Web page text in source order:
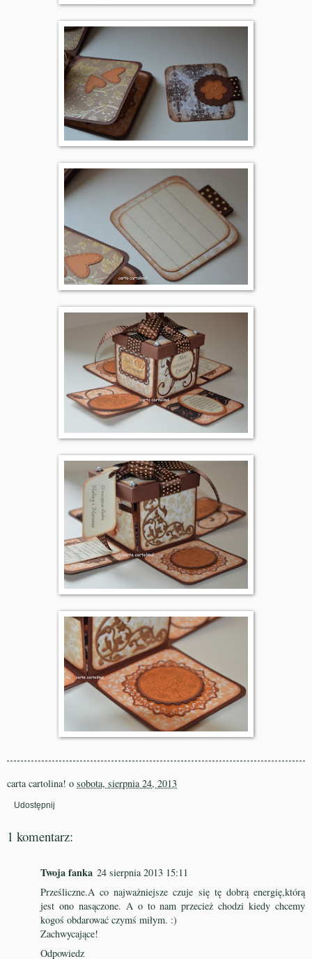
carta cartolina! o sobota, sierpnia 24, 2013
Udostępnij
1 komentarz:
Twoja fanka 24 sierpnia 2013 15:11
Prześliczne.A co najważniejsze czuje się tę dobrą energię,którą
jest ono nasączone. A o to nam przecież chodzi kiedy chcemy
kogoś obdarować czymś miłym. :)
Zachwycające!
Odpowiedz